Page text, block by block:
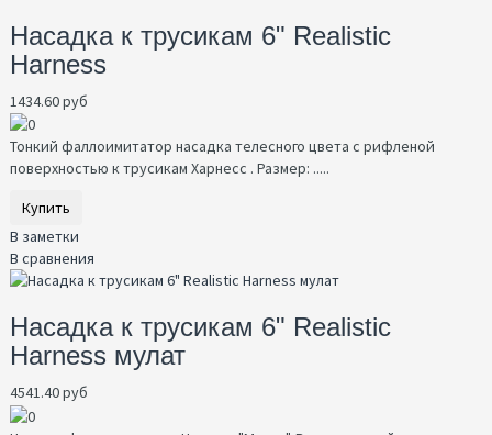
Насадка к трусикам 6" Realistic
Harness
1434.60 руб
Тонкий фаллоимитатор насадка телесного цвета с рифленой
поверхностью к трусикам Харнесс . Размер: .....
Купить
В заметки
В сравнения
Насадка к трусикам 6" Realistic
Harness мулат
4541.40 руб